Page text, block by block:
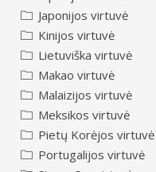
Japonijos virtuvė
Kinijos virtuvė
Lietuviška virtuvė
Makao virtuvė
Malaizijos virtuvė
Meksikos virtuvė
Pietų Korėjos virtuvė
Portugalijos virtuvė